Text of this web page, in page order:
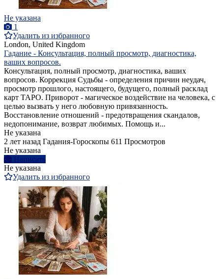
Не указана
1
Удалить из избранного
London, United Kingdom
Гадание - Консультация, полный просмотр, диагностика,
ваших вопросов.
Консультация, полный просмотр, диагностика, ваших
вопросов. Коррекция Судьбы - определения причин неудач,
просмотр прошлого, настоящего, будущего, полный расклад
карт ТАРО. Приворот - магическое воздействие на человека, с
целью вызвать у него любовную привязанность.
Восстановление отношений - предотвращения скандалов,
недопонимание, возврат любимых. Помощь и...
Не указана
2 лет назад Гадания-Гороскопы 611 Просмотров
Не указана
Написать
Не указана
Удалить из избранного